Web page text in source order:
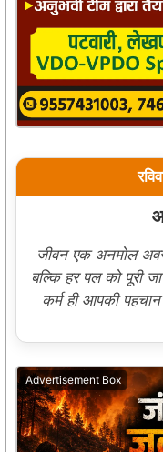
जीवन एक अनमोल
बल्कि हर पल को
कर्म ही आपकी
Advertisement Box